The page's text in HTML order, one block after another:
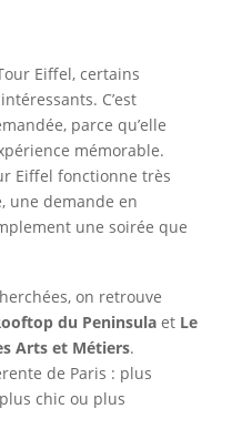
Eiffel, certains
C’est
parce qu’elle
mémorable.
Eiffel fonctionne très
une demande en
une soirée que
on retrouve
du Peninsula et Le
Arts et Métiers.
de Paris : plus
chic ou plus